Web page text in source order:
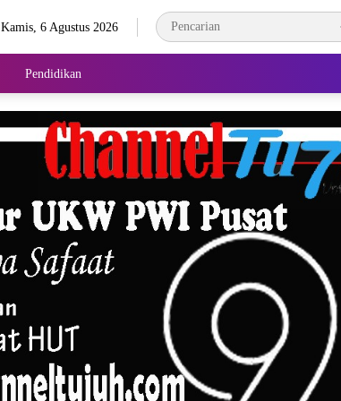
Kamis, 6 Agustus 2026
Pendidikan